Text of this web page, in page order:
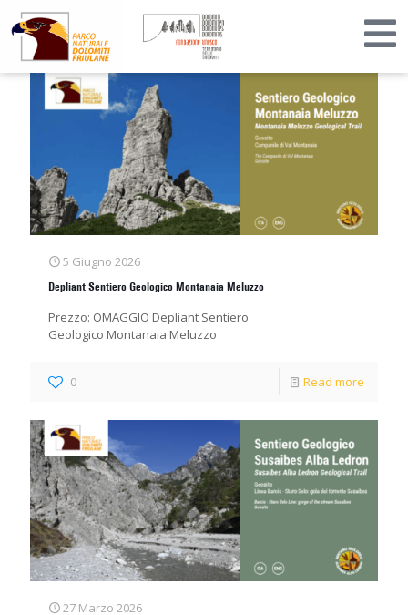
5 Giugno 2026
Depliant Sentiero Geologico Montanaia Meluzzo
Prezzo: OMAGGIO Depliant Sentiero
Geologico Montanaia Meluzzo
0 Read more
27 Marzo 2026